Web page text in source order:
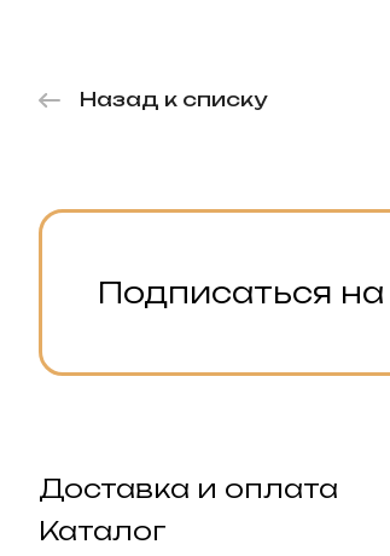
Назад к списку
Подписаться
Доставка и оплата
Каталог